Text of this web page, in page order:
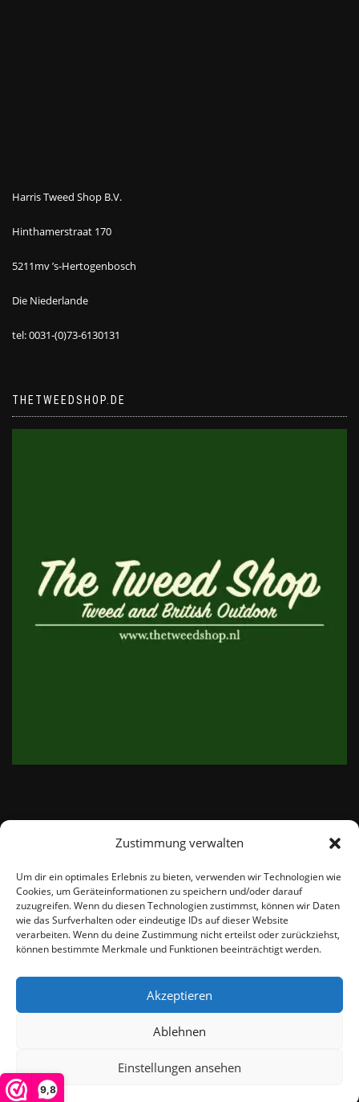
Zustimmung verwalten
Um dir ein optimales Erlebnis zu bieten, verwenden wir Technologien wie
Cookies, um Geräteinformationen zu speichern und/oder darauf
zuzugreifen. Wenn du diesen Technologien zustimmst, können wir Daten
wie das Surfverhalten oder eindeutige IDs auf dieser Website
verarbeiten. Wenn du deine Zustimmung nicht erteilst oder zurückziehst,
können bestimmte Merkmale und Funktionen beeinträchtigt werden.
Akzeptieren
Ablehnen
Einstellungen ansehen
9,8
Harris Tweed Shop B.V.
Hinthamerstraat 170
5211mv ’s-Hertogenbosch
Die Niederlande
tel: 0031-(0)73-6130131
THETWEEDSHOP.DE
email: info@thetweedshop.de
Kvk Nummer: 88959732
MWSnr: NL864836247B01
© THEMEISLE, ALL RIGHTS RESERVED